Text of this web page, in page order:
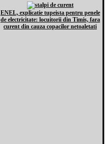
ENEL, explicatie tupeista pentru penele
de electricitate: locuitorii din Timis, fara
curent din cauza copacilor netoaletati